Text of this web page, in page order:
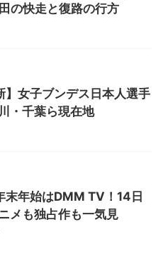
の快走と復路の行方
】女子ブンデス日本人選手
・千葉ら現在地
末年始はDMM TV！14日
メも独占作も一気見